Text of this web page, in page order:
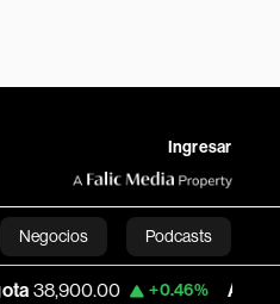
Ingresar
Negocios Podcasts
+0.46% Apple 312.53